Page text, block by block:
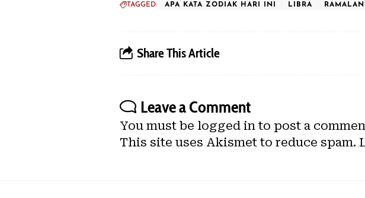
TAGGED: APA KATA ZODIAK HARI INI LIBRA
Share This Article
Leave a Comment
You must be logged in to post a
This site uses Akismet to reduce spam.